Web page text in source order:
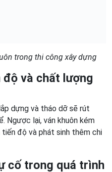
trong thi công xây dựng
độ và chất lượng
dựng và tháo dỡ sẽ rút
Ngược lại, ván khuôn kém
độ và phát sinh thêm chi
cố trong quá trình